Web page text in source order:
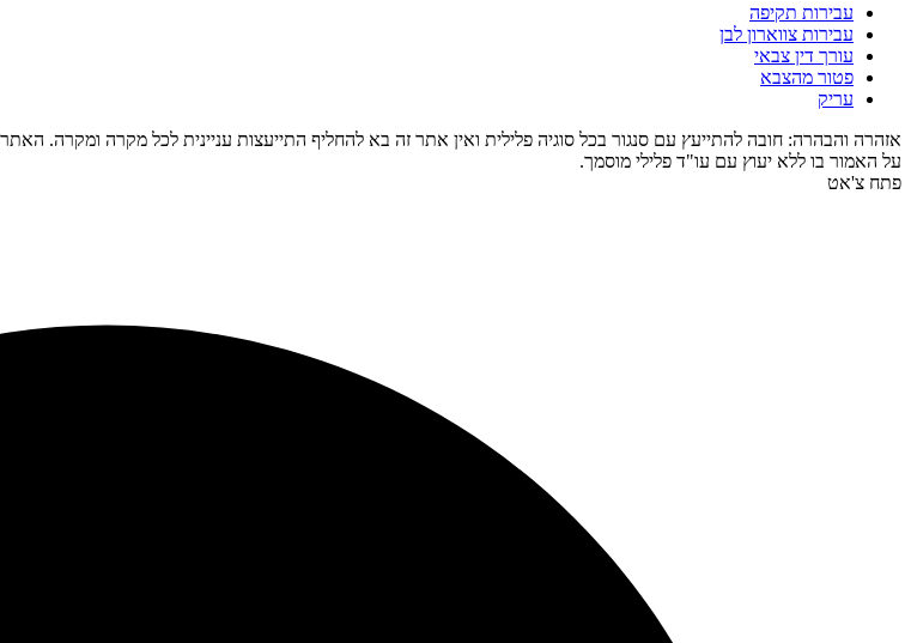
עבירות תקיפה
עבירות צווארון לבן
עורך דין צבאי
פטור מהצבא
עריק
אזהרה והבהרה: חובה להתייעץ עם סנגור בכל סוגיה פלילית ואין אתר זה בא להחליף התייעצות עניינית לכל מקרה ומקרה.
על האמור בו ללא יעוץ עם עו"ד פלילי מוסמך.
פתח צ'אט